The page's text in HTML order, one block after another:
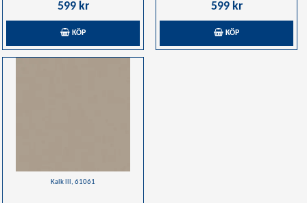
599 kr
KÖP
599 kr
KÖP
Kalk lll, 61061